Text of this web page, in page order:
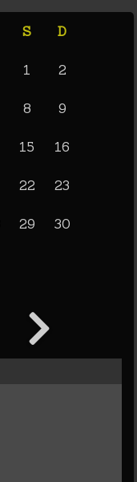
S D
1 2
8 9
15 16
22 23
29 30